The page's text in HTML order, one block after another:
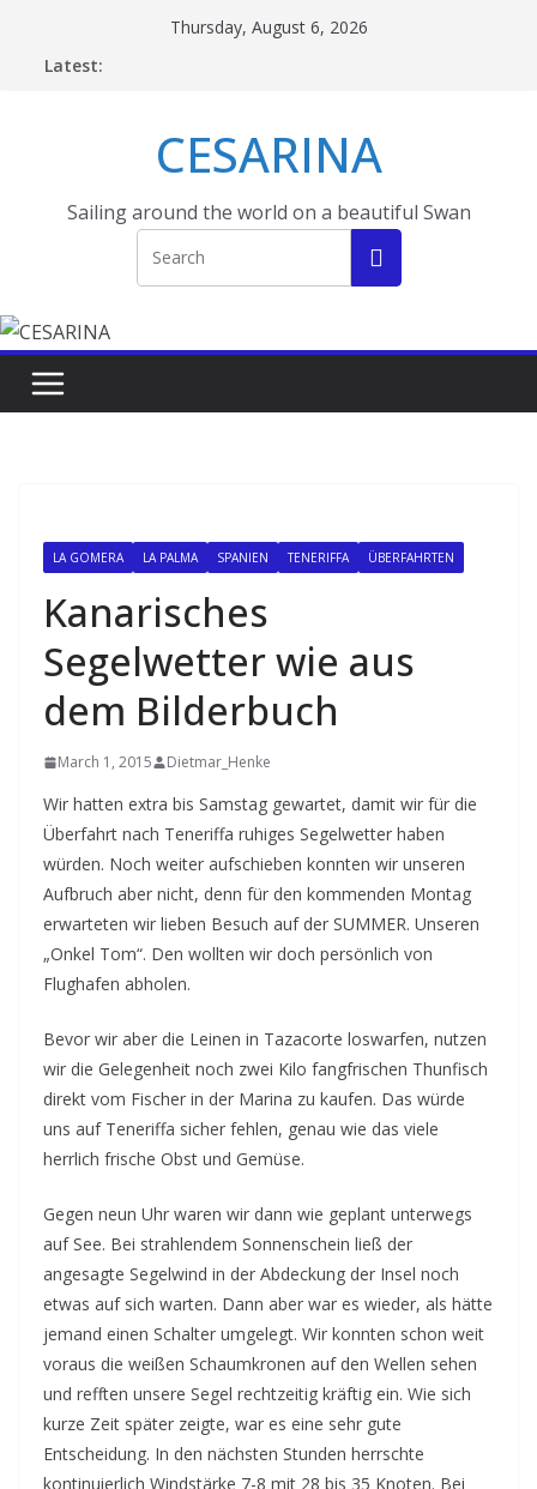
Thursday, August 6, 2026
Latest:
CESARINA
Sailing around the world on a beautiful Swan
LA GOMERA LA PALMA SPANIEN TENERIFFA ÜBERFAHRTEN
Kanarisches
Segelwetter wie aus
dem Bilderbuch
March 1, 2015 Dietmar_Henke
Wir hatten extra bis Samstag gewartet, damit wir für die
Überfahrt nach Teneriffa ruhiges Segelwetter haben
würden. Noch weiter aufschieben konnten wir unseren
Aufbruch aber nicht, denn für den kommenden Montag
erwarteten wir lieben Besuch auf der SUMMER. Unseren
„Onkel Tom“. Den wollten wir doch persönlich von
Flughafen abholen.
Bevor wir aber die Leinen in Tazacorte loswarfen, nutzen
wir die Gelegenheit noch zwei Kilo fangfrischen Thunfisch
direkt vom Fischer in der Marina zu kaufen. Das würde
uns auf Teneriffa sicher fehlen, genau wie das viele
herrlich frische Obst und Gemüse.
Gegen neun Uhr waren wir dann wie geplant unterwegs
auf See. Bei strahlendem Sonnenschein ließ der
angesagte Segelwind in der Abdeckung der Insel noch
etwas auf sich warten. Dann aber war es wieder, als hätte
jemand einen Schalter umgelegt. Wir konnten schon weit
voraus die weißen Schaumkronen auf den Wellen sehen
und refften unsere Segel rechtzeitig kräftig ein. Wie sich
kurze Zeit später zeigte, war es eine sehr gute
Entscheidung. In den nächsten Stunden herrschte
kontinuierlich Windstärke 7-8 mit 28 bis 35 Knoten. Bei